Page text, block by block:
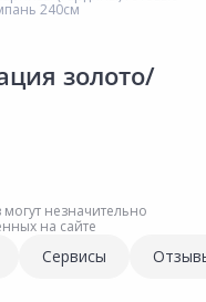
240см
золото/
могут незначительно
на сайте
Сервисы